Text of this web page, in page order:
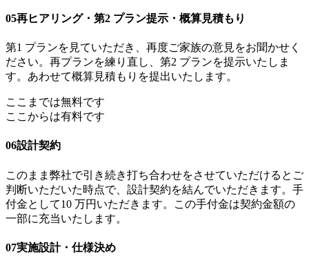
05再ヒアリング・第2 プラン提示・概算見積もり
第1 プランを見ていただき、再度ご家族の意見をお聞かせく
ださい。再プランを練り直し、第2 プランを提示いたしま
す。あわせて概算見積もりを提出いたします。
ここまでは無料です
ここからは有料です
06設計契約
このまま弊社で引き続き打ち合わせをさせていただけるとご
判断いただいた時点で、設計契約を結んでいただきます。手
付金として10 万円いただきます。この手付金は契約金額の
一部に充当いたします。
07実施設計・仕様決め